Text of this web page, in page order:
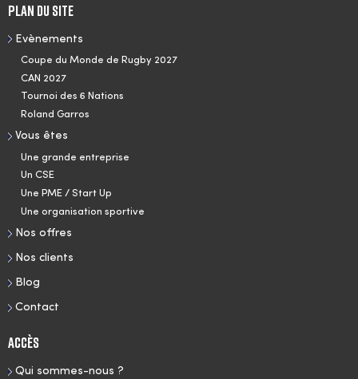
Plan du site
Evènements
Coupe du Monde de Rugby 2027
CAN 2027
Tournoi des 6 Nations
Roland Garros
Vous êtes
Une grande entreprise
Un CSE
Une PME / Start Up
Une organisation sportive
Nos offres
Nos clients
Blog
Contact
Accès
Qui sommes-nous ?